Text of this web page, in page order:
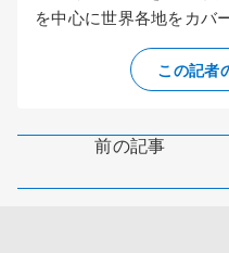
を中心に世界各地をカバ
この記者
前の記事